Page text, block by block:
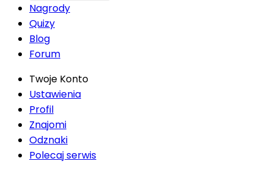
Nagrody
Quizy
Blog
Forum
Twoje Konto
Ustawienia
Profil
Znajomi
Odznaki
Polecaj serwis